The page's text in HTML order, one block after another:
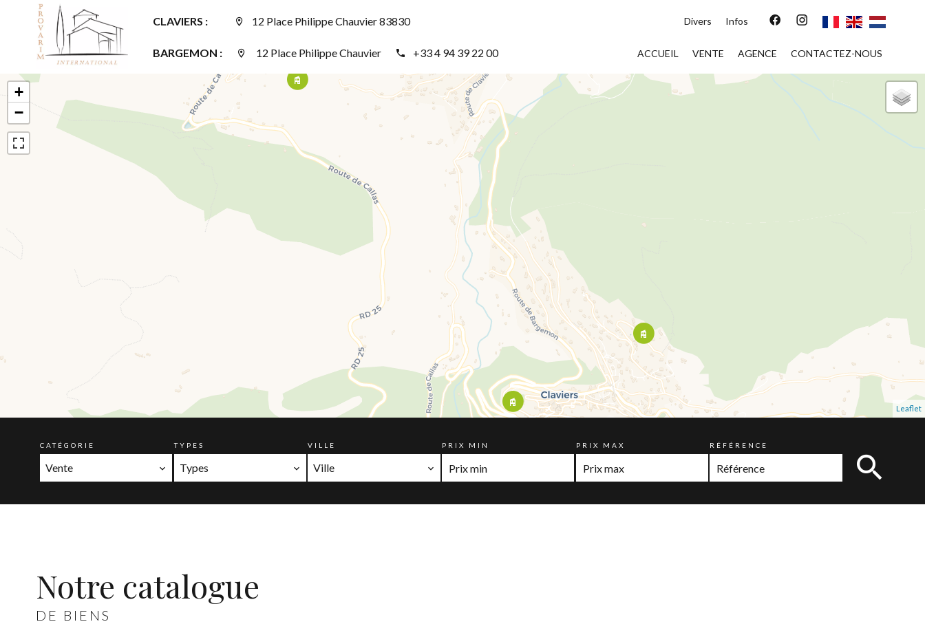
CLAVIERS : 12 Place Philippe Chauvier 83830
BARGEMON : 12 Place Philippe Chauvier +33 4 94 39 22 00
Divers Infos
ACCUEIL VENTE AGENCE CONTACTEZ-NOUS
+
−
Leaflet
CATÉGORIE
Vente
TYPES
Types
VILLE
Ville
PRIX MIN PRIX MAX RÉFÉRENCE
Notre catalogue
DE BIENS